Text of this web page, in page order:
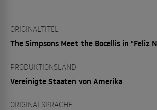
ORIGINALTITEL
The Simpsons Meet the Bocellis in "Feliz
PRODUKTIONSLAND
Vereinigte Staaten von Amerika
ORIGINALSPRACHE